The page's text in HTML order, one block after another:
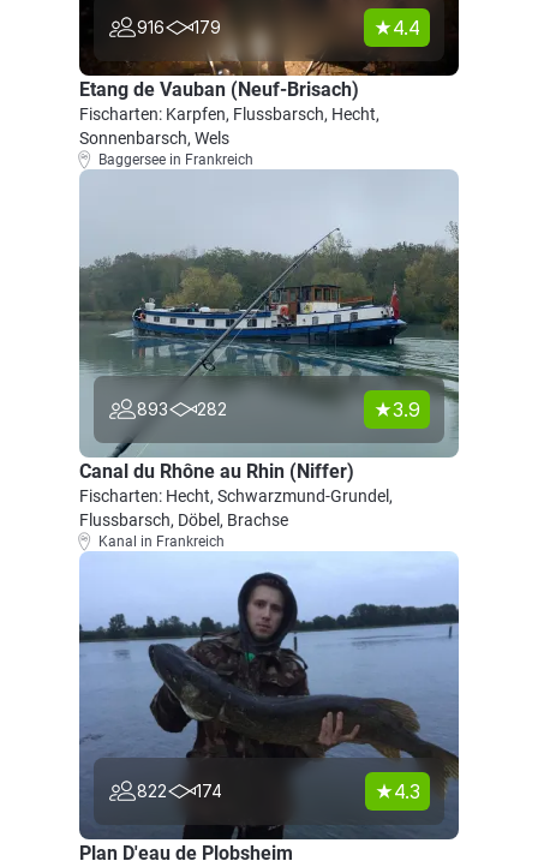
916 179 4.4
Etang de Vauban (Neuf-Brisach)
Fischarten: Karpfen, Flussbarsch, Hecht,
Sonnenbarsch, Wels
Baggersee in Frankreich
893 282 3.9
Canal du Rhône au Rhin (Niffer)
Fischarten: Hecht, Schwarzmund-Grundel,
Flussbarsch, Döbel, Brachse
Kanal in Frankreich
822 174 4.3
Plan D'eau de Plobsheim